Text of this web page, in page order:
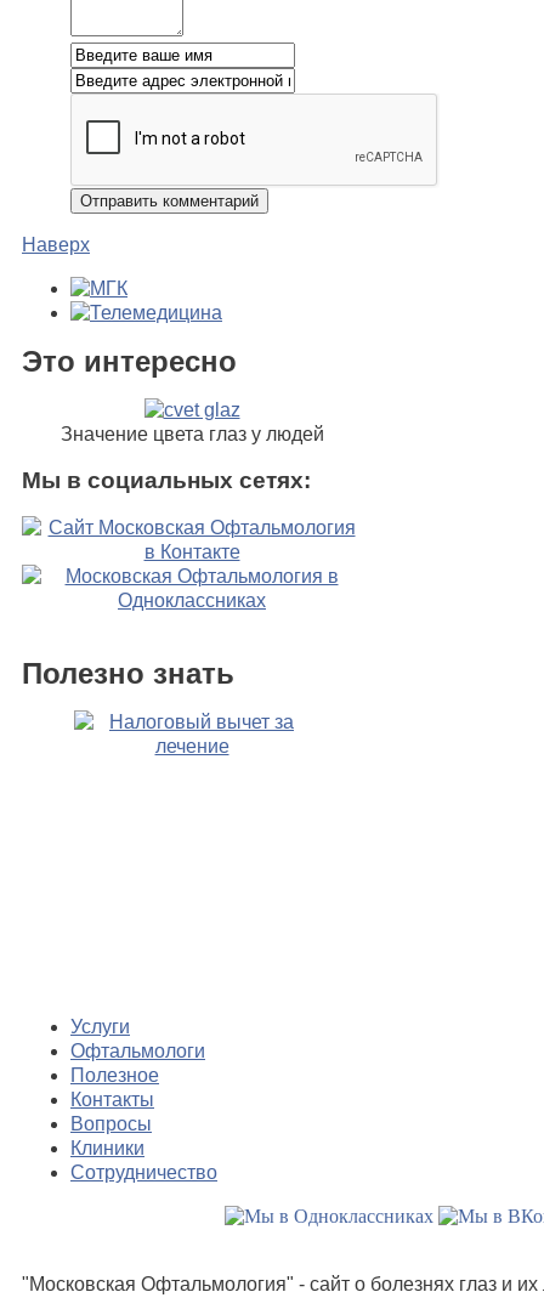
Наверх
Это интересно
Значение цвета глаз у людей
Мы в социальных сетях:
Полезно знать
Услуги
Офтальмологи
Полезное
Контакты
Вопросы
Клиники
Сотрудничество
"Московская Офтальмология" - сайт о болезнях глаз и